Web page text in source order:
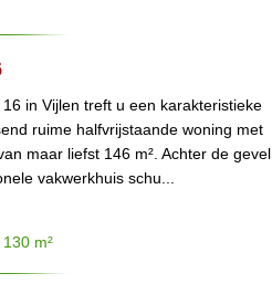
in Vijlen treft u een karakteristieke
ruime halfvrijstaande woning met
maar liefst 146 m². Achter de gevel
vakwerkhuis schu...
m²